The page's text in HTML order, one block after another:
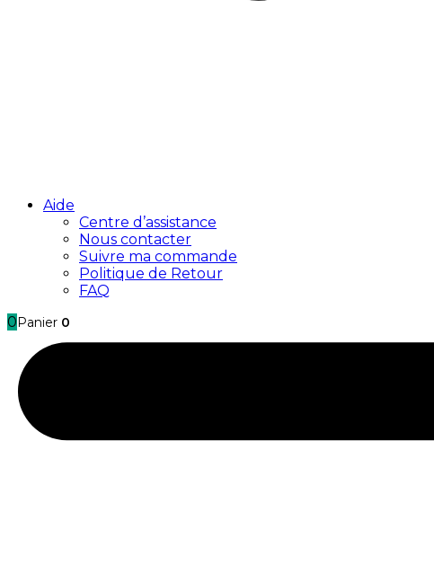
Aide
Centre d’assistance
Nous contacter
Suivre ma commande
Politique de Retour
FAQ
0 Panier 0